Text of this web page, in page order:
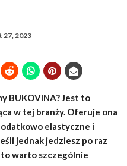
27, 2023
BUKOVINA? Jest to
w tej branży. Oferuje ona
elastyczne i
jednak jedziesz po raz
to warto szczególnie